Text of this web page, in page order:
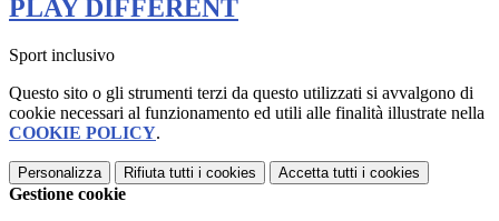
PLAY DIFFERENT
Sport inclusivo
Questo sito o gli strumenti terzi da questo utilizzati si avvalgono di
cookie necessari al funzionamento ed utili alle finalità illustrate nella
COOKIE POLICY.
Personalizza Rifiuta tutti i cookies Accetta tutti i cookies
Gestione cookie